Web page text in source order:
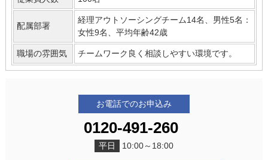
配属部署
経理アウトソーシングチーム14名、男性5名：
女性9名、平均年齢42歳
職場の雰囲気 チームワーク良く相談しやすい環境です。
お電話でのお申込み
0120-491-260
平日 10:00～18:00